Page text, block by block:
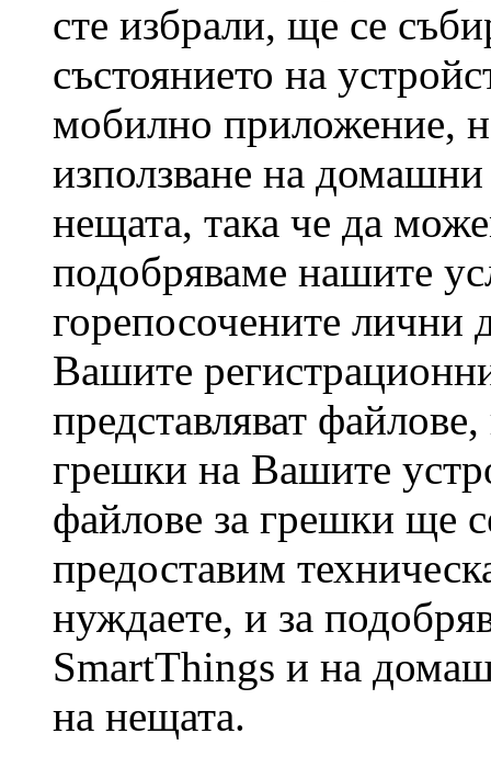
сте избрали, ще се
състоянието на
мобилно приложение,
използване на
нещата, така че да
подобряваме нашите
горепосочените
Вашите
представляват
грешки на Вашите
файлове за грешки ще
предоставим
нуждаете, и за
SmartThings и на
на нещата.